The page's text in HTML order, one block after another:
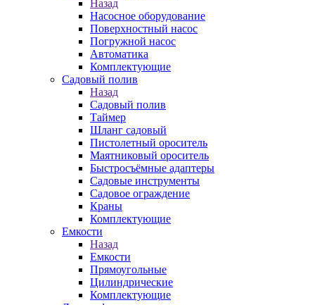
Назад
Насосное оборудование
Поверхностный насос
Погружной насос
Автоматика
Комплектующие
Садовый полив
Назад
Садовый полив
Таймер
Шланг садовый
Пистолетный ороситель
Маятниковый ороситель
Быстросъёмные адаптеры
Садовые инструменты
Садовое ограждение
Краны
Комплектующие
Емкости
Назад
Емкости
Прямоугольные
Цилиндрические
Комплектующие